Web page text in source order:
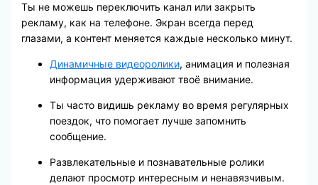
Ты не можешь переключить канал или закрыть
рекламу, как на телефоне. Экран всегда перед
глазами, а контент меняется каждые несколько минут.
Динамичные видеоролики, анимация и полезная
информация удерживают твоё внимание.
Ты часто видишь рекламу во время регулярных
поездок, что помогает лучше запомнить
сообщение.
Развлекательные и познавательные ролики
делают просмотр интересным и ненавязчивым.